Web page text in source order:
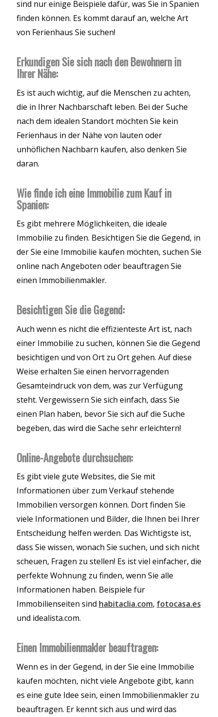
sind nur einige Beispiele dafür, was Sie in Spanien
finden können. Es kommt darauf an, welche Art
von Ferienhaus Sie suchen!
Erkundigen Sie sich nach den Bewohnern in
Ihrer Nähe:
Es ist auch wichtig, auf die Menschen zu achten,
die in Ihrer Nachbarschaft leben. Bei der Suche
nach dem idealen Standort möchten Sie kein
Ferienhaus in der Nähe von lauten oder
unhöflichen Nachbarn kaufen, also denken Sie
daran.
Wie finde ich eine Immobilie zum Kauf in
Spanien:
Es gibt mehrere Möglichkeiten, die ideale
Immobilie zu finden. Besichtigen Sie die Gegend, in
der Sie eine Immobilie kaufen möchten, suchen Sie
online nach Angeboten oder beauftragen Sie
einen Immobilienmakler.
Besichtigen Sie die Gegend:
Auch wenn es nicht die effizienteste Art ist, nach
einer Immobilie zu suchen, können Sie die Gegend
besichtigen und von Ort zu Ort gehen. Auf diese
Weise erhalten Sie einen hervorragenden
Gesamteindruck von dem, was zur Verfügung
steht. Vergewissern Sie sich einfach, dass Sie
einen Plan haben, bevor Sie sich auf die Suche
begeben, das wird die Sache sehr erleichtern!
Online-Angebote durchsuchen:
Es gibt viele gute Websites, die Sie mit
Informationen über zum Verkauf stehende
Immobilien versorgen können. Dort finden Sie
viele Informationen und Bilder, die Ihnen bei Ihrer
Entscheidung helfen werden. Das Wichtigste ist,
dass Sie wissen, wonach Sie suchen, und sich nicht
scheuen, Fragen zu stellen! Es ist viel einfacher, die
perfekte Wohnung zu finden, wenn Sie alle
Informationen haben. Beispiele für
Immobilienseiten sind habitaclia.com, fotocasa.es
und idealista.com.
Einen Immobilienmakler beauftragen:
Wenn es in der Gegend, in der Sie eine Immobilie
kaufen möchten, nicht viele Angebote gibt, kann
es eine gute Idee sein, einen Immobilienmakler zu
beauftragen. Er kennt sich aus und wird das